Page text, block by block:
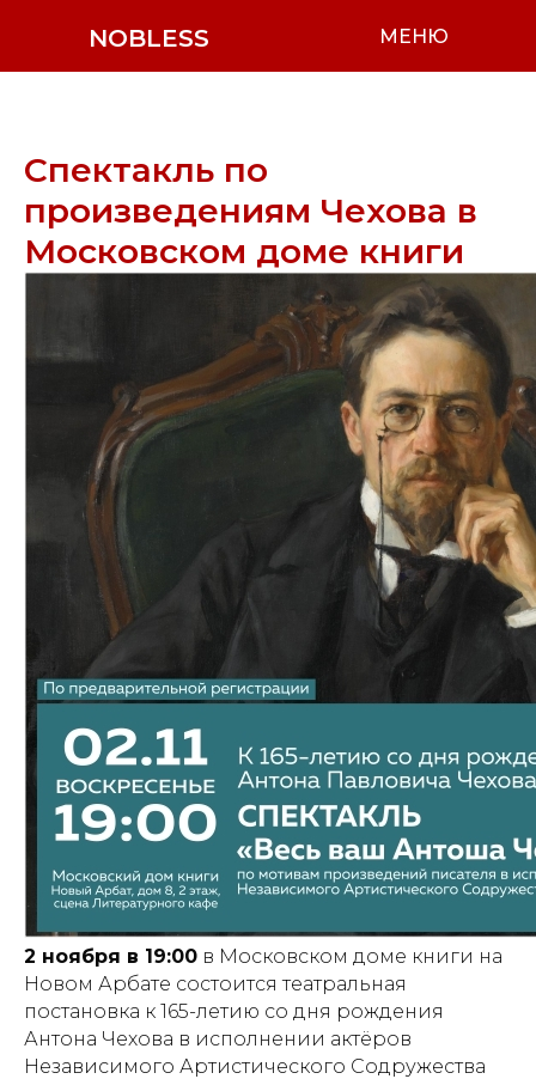
NOBLESS МЕНЮ
Спектакль по
произведениям Чехова в
Московском доме книги
2 ноября в 19:00 в Московском доме книги на
Новом Арбате состоится театральная
постановка к 165-летию со дня рождения
Антона Чехова в исполнении актёров
Независимого Артистического Содружества